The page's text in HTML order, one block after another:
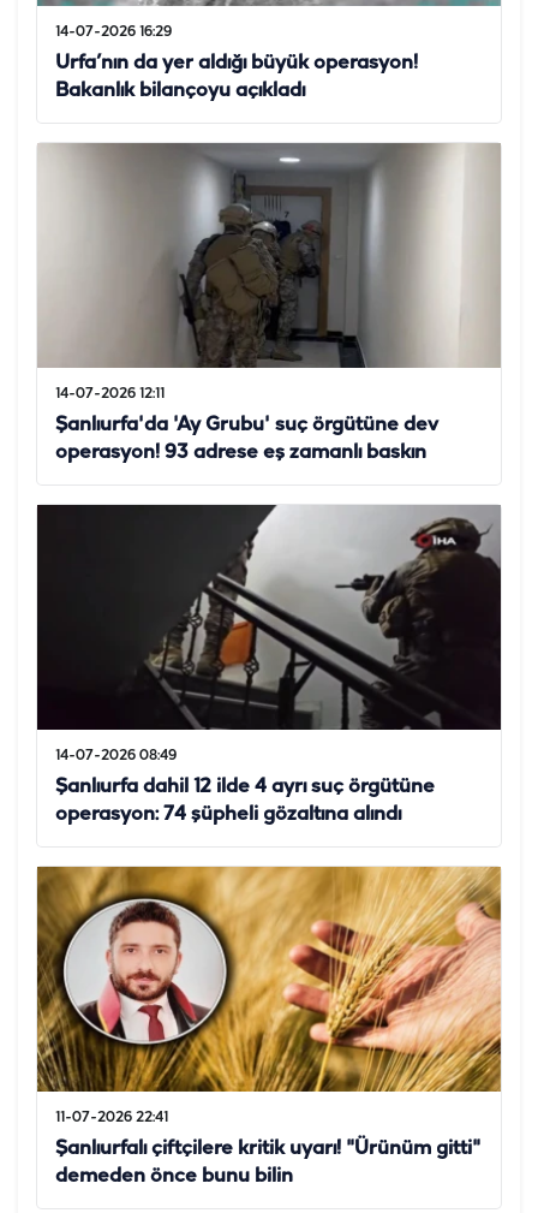
14-07-2026 16:29
Urfa’nın da yer aldığı büyük operasyon!
Bakanlık bilançoyu açıkladı
14-07-2026 12:11
Şanlıurfa'da 'Ay Grubu' suç örgütüne dev
operasyon! 93 adrese eş zamanlı baskın
14-07-2026 08:49
Şanlıurfa dahil 12 ilde 4 ayrı suç örgütüne
operasyon: 74 şüpheli gözaltına alındı
11-07-2026 22:41
Şanlıurfalı çiftçilere kritik uyarı! "Ürünüm gitti"
demeden önce bunu bilin